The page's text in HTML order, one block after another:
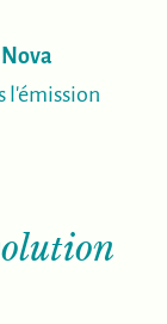
l'émission